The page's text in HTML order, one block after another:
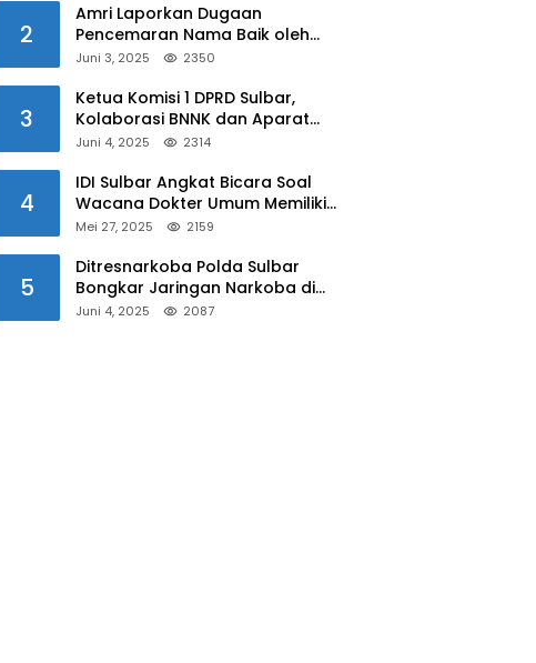
2
Amri Laporkan Dugaan
Pencemaran Nama Baik oleh
Oknum Polisi ke Propam Polda
Juni 3, 2025 2350
3
Ketua Komisi 1 DPRD Sulbar,
Kolaborasi BNNK dan Aparat
Kepolisian Tekan Penyalahgunaan
Juni 4, 2025 2314
4
IDI Sulbar Angkat Bicara Soal
Wacana Dokter Umum Memiliki
Kewenangan Operasi Caesar
Mei 27, 2025 2159
5
Ditresnarkoba Polda Sulbar
Bongkar Jaringan Narkoba di
Mamuju, Dua Pria Ditangkap! Jejak
Juni 4, 2025 2087